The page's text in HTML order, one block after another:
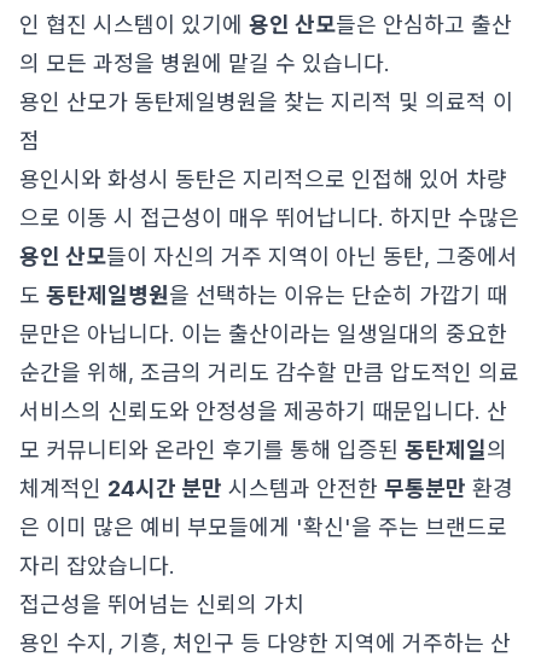
인 협진 시스템이 있기에 용인 산모들은 안심하고 출산
의 모든 과정을 병원에 맡길 수 있습니다.
용인 산모가 동탄제일병원을 찾는 지리적 및 의료적 이
점
용인시와 화성시 동탄은 지리적으로 인접해 있어 차량
으로 이동 시 접근성이 매우 뛰어납니다. 하지만 수많은
용인 산모들이 자신의 거주 지역이 아닌 동탄, 그중에서
도 동탄제일병원을 선택하는 이유는 단순히 가깝기 때
문만은 아닙니다. 이는 출산이라는 일생일대의 중요한
순간을 위해, 조금의 거리도 감수할 만큼 압도적인 의료
서비스의 신뢰도와 안정성을 제공하기 때문입니다. 산
모 커뮤니티와 온라인 후기를 통해 입증된 동탄제일의
체계적인 24시간 분만 시스템과 안전한 무통분만 환경
은 이미 많은 예비 부모들에게 '확신'을 주는 브랜드로
자리 잡았습니다.
접근성을 뛰어넘는 신뢰의 가치
용인 수지, 기흥, 처인구 등 다양한 지역에 거주하는 산